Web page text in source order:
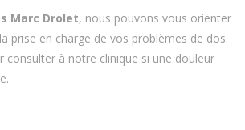
Marc Drolet, nous pouvons vous orienter
prise en charge de vos problèmes de dos.
consulter à notre clinique si une douleur